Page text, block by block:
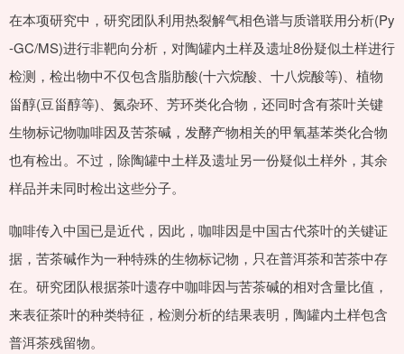
在本项研究中，研究团队利用热裂解气相色谱与质谱联用分析(Py
-GC/MS)进行非靶向分析，对陶罐内土样及遗址8份疑似土样进行
检测，检出物中不仅包含脂肪酸(十六烷酸、十八烷酸等)、植物
甾醇(豆甾醇等)、氮杂环、芳环类化合物，还同时含有茶叶关键
生物标记物咖啡因及苦茶碱，发酵产物相关的甲氧基苯类化合物
也有检出。不过，除陶罐中土样及遗址另一份疑似土样外，其余
样品并未同时检出这些分子。
咖啡传入中国已是近代，因此，咖啡因是中国古代茶叶的关键证
据，苦茶碱作为一种特殊的生物标记物，只在普洱茶和苦茶中存
在。研究团队根据茶叶遗存中咖啡因与苦茶碱的相对含量比值，
来表征茶叶的种类特征，检测分析的结果表明，陶罐内土样包含
普洱茶残留物。